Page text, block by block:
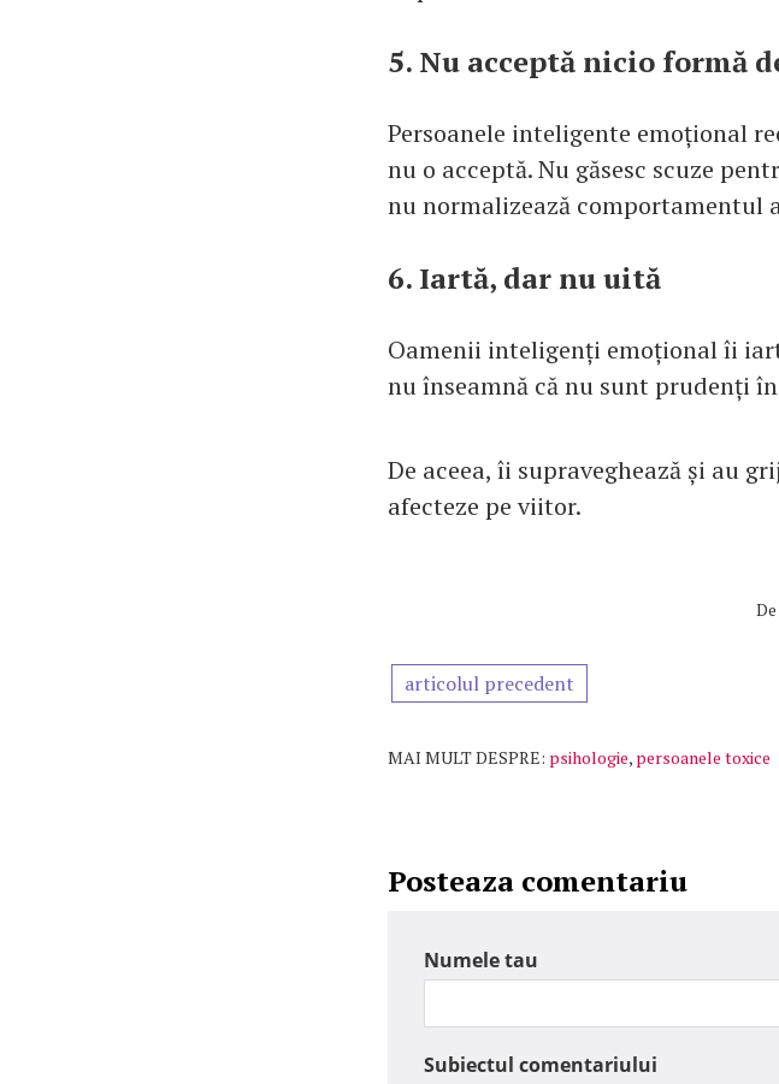
5. Nu acceptă nicio formă
Persoanele inteligente emoțional
nu o acceptă. Nu găsesc scuze
nu normalizează comportamentul
6. Iartă, dar nu uită
Oamenii inteligenți emoțional îi
nu înseamnă că nu sunt prudenți
De aceea, îi supraveghează și au
afecteze pe viitor.
De
articolul precedent
MAI MULT DESPRE: psihologie, persoanele toxice
Posteaza comentariu
Numele tau
Subiectul comentariului